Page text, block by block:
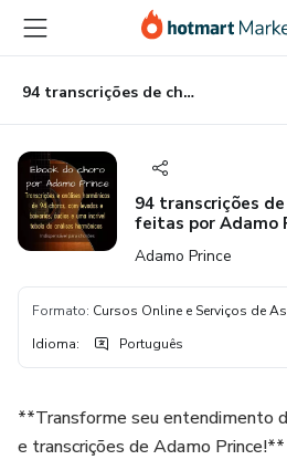
para
conteúdo
principal
para
pagamento
para
rodapé
94 transcrições de choros para violão feitas por Adamo Prince
94 transcrições
feitas por Adamo
Adamo Prince
Formato: Cursos Online e Serviços de
Idioma: Português
**Transforme seu entendimento
e transcrições de Adamo Prince!**